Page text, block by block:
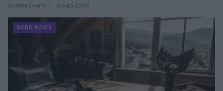
Andrea Conforti · 6 Ago 2026
NERD NEWS